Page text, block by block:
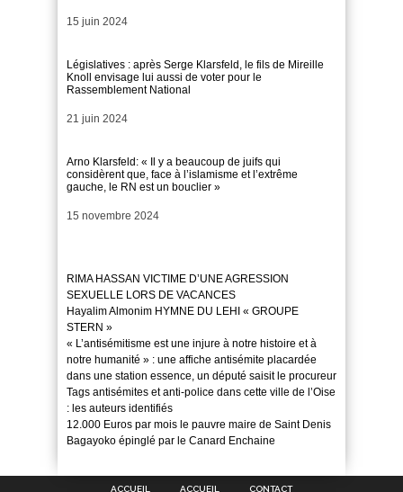
Date
15 juin 2024
Législatives : après Serge Klarsfeld, le fils de Mireille
Knoll envisage lui aussi de voter pour le
Rassemblement National
Date
21 juin 2024
Arno Klarsfeld: « Il y a beaucoup de juifs qui
considèrent que, face à l’islamisme et l’extrême
gauche, le RN est un bouclier »
Date
15 novembre 2024
RIMA HASSAN VICTIME D’UNE AGRESSION
SEXUELLE LORS DE VACANCES
Hayalim Almonim HYMNE DU LEHI « GROUPE
STERN »
« L’antisémitisme est une injure à notre histoire et à
notre humanité » : une affiche antisémite placardée
dans une station essence, un député saisit le procureur
Tags antisémites et anti-police dans cette ville de l’Oise
: les auteurs identifiés
12.000 Euros par mois le pauvre maire de Saint Denis
Bagayoko épinglé par le Canard Enchaine
ACCUEIL ACCUEIL CONTACT